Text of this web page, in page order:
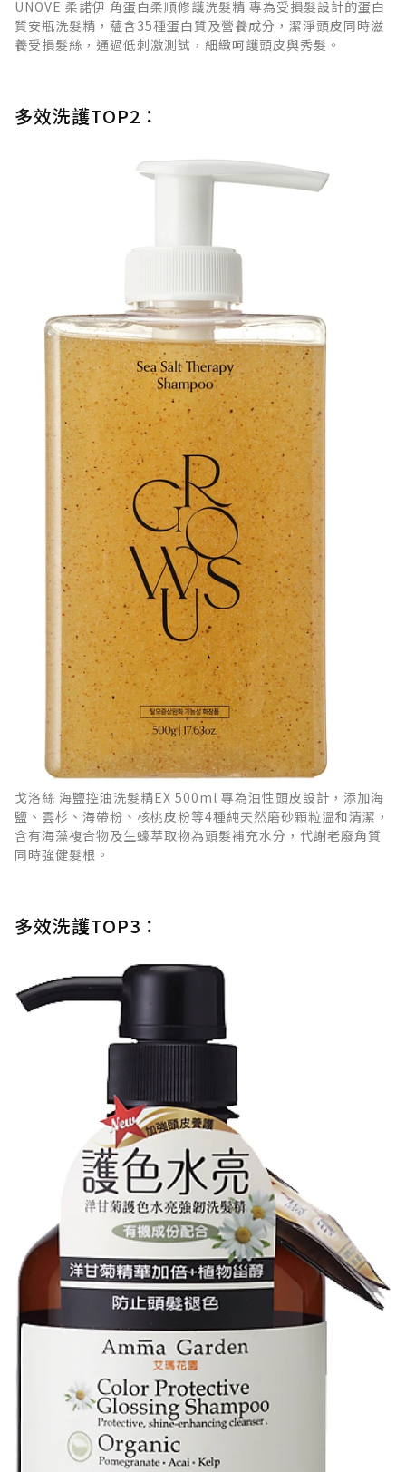
UNOVE 柔諾伊 角蛋白柔順修護洗髮精 專為受損髮設計的蛋白
質安瓶洗髮精，蘊含35種蛋白質及營養成分，潔淨頭皮同時滋
養受損髮絲，通過低刺激測試，細緻呵護頭皮與秀髮。
多效洗護TOP2：
戈洛絲 海鹽控油洗髮精EX 500ml 專為油性頭皮設計，添加海
鹽、雲杉、海帶粉、核桃皮粉等4種純天然磨砂顆粒溫和清潔，
含有海藻複合物及生蠔萃取物為頭髮補充水分，代謝老廢角質
同時強健髮根。
多效洗護TOP3：